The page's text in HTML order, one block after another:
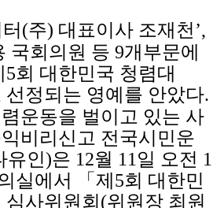
(주) 대표이사 조재천’,
국회의원 등 9개부문에
5회 대한민국 청렴대
선정되는 영예를 안았다.
운동을 벌이고 있는 사
비리신고 전국시민운
유인)은 12월 11 일 오전 1
실에서 「 제 5회 대한민
심사위원회 (위원장 최원